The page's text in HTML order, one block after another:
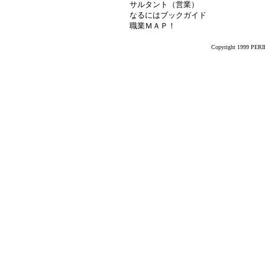
サルタント（営業）
なるにはブックガイド
職業ＭＡＰ！
Copyright 1999